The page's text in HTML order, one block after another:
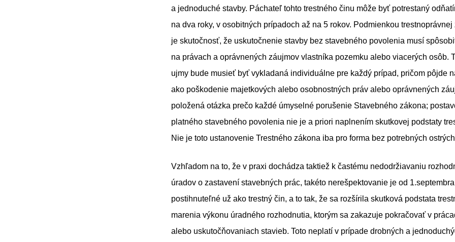
a jednoduché stavby. Páchateľ tohto trestného činu môže byť potrestaný
na dva roky, v osobitných prípadoch až na 5 rokov. Podmienkou
je skutočnosť, že uskutočnenie stavby bez stavebného povolenia musí
na právach a oprávnených záujmov vlastníka pozemku alebo viacerých osôb.
ujmy bude musieť byť vykladaná individuálne pre každý prípad, pričom pôjde
ako poškodenie majetkových alebo osobnostných práv alebo oprávnených
položená otázka prečo každé úmyselné porušenie Stavebného zákona;
platného stavebného povolenia nie je a priori naplnením skutkovej podstaty
Nie je toto ustanovenie Trestného zákona iba pro forma bez potrebných
Vzhľadom na to, že v praxi dochádza taktiež k častému nedodržiavaniu
úradov o zastavení stavebných prác, takéto nerešpektovanie je od
postihnuteľné už ako trestný čin, a to tak, že sa rozšírila skutková podstata
marenia výkonu úradného rozhodnutia, ktorým sa zakazuje pokračovať v
alebo uskutočňovaniach stavieb. Toto neplatí v prípade drobných a